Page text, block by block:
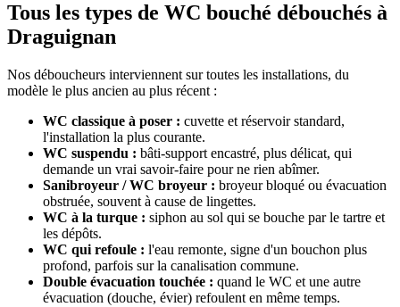
Tous les types de WC bouché débouchés à
Draguignan
Nos déboucheurs interviennent sur toutes les installations, du
modèle le plus ancien au plus récent :
WC classique à poser : cuvette et réservoir standard,
l'installation la plus courante.
WC suspendu : bâti-support encastré, plus délicat, qui
demande un vrai savoir-faire pour ne rien abîmer.
Sanibroyeur / WC broyeur : broyeur bloqué ou évacuation
obstruée, souvent à cause de lingettes.
WC à la turque : siphon au sol qui se bouche par le tartre et
les dépôts.
WC qui refoule : l'eau remonte, signe d'un bouchon plus
profond, parfois sur la canalisation commune.
Double évacuation touchée : quand le WC et une autre
évacuation (douche, évier) refoulent en même temps.